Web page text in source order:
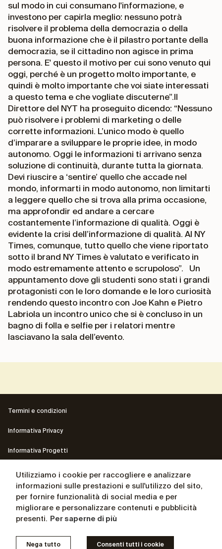
sul modo in cui consumano l'informazione, e
investono per capirla meglio: nessuno potrà
risolvere il problema della democrazia o della
buona informazione che è il pilastro portante della
democrazia, se il cittadino non agisce in prima
persona. E' questo il motivo per cui sono venuto qui
oggi, perché è un progetto molto importante, e
quindi è molto importante che voi siate interessati
a questo tema e che vogliate discuterne”.Il
Direttore del NYT ha proseguito dicendo: “Nessuno
può risolvere i problemi di marketing o delle
corrette informazioni. L’unico modo è quello
d’imparare a sviluppare le proprie idee, in modo
autonomo. Oggi le informazioni ti arrivano senza
soluzione di continuità, durante tutta la giornata.
Devi riuscire a ‘sentire’ quello che accade nel
mondo, informarti in modo autonomo, non limitarti
a leggere quello che si trova alla prima occasione,
ma approfondir ed andare a cercare
costantemente l’informazione di qualità. Oggi è
evidente la crisi dell’informazione di qualità. Al NY
Times, comunque, tutto quello che viene riportato
sotto il brand NY Times è valutato e verificato in
modo estremamente attento e scrupoloso”. Un
appuntamento dove gli studenti sono stati i grandi
protagonisti con le loro domande e le loro curiosità
rendendo questo incontro con Joe Kahn e Pietro
Labriola un incontro unico che si è concluso in un
bagno di folla e selfie per i relatori mentre
lasciavano la sala dell’evento.
Termini e condizioni
Informativa Privacy
Informativa Progetti
Il sito del Presidente Andrea Ceccherini
La biografia del Presidente Andrea Ceccherini
© Osservatorio for independent thinking 2025 – P. IVA
05054380489
Utilizziamo i cookie per raccogliere e analizzare
informazioni sulle prestazioni e sull'utilizzo del sito,
per fornire funzionalità di social media e per
migliorare e personalizzare contenuti e pubblicità
presenti. Per saperne di più
Nega tutto Consenti tutti i cookie